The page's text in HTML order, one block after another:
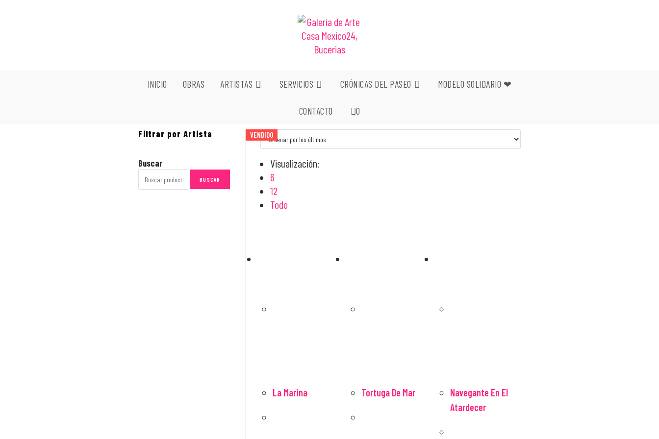
INICIO OBRAS ARTISTAS SERVICIOS CRÓNICAS DEL PASEO MODELO SOLIDARIO ❤
CONTACTO 0
Visualización:
6
12
Todo
VENDIDO
La Marina
VENDIDO
Tortuga De Mar
VENDIDO
Navegante En El
Atardecer
Filtrar por Artista
Buscar
BUSCAR